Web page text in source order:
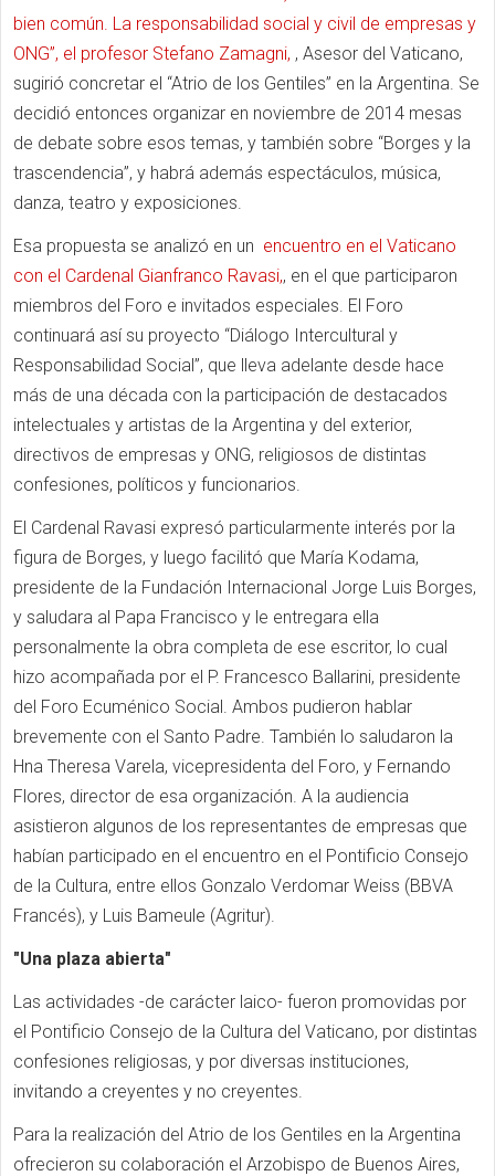
bien común. La responsabilidad social y civil de empresas y
ONG”, el profesor Stefano Zamagni, , Asesor del Vaticano,
sugirió concretar el “Atrio de los Gentiles” en la Argentina. Se
decidió entonces organizar en noviembre de 2014 mesas
de debate sobre esos temas, y también sobre “Borges y la
trascendencia”, y habrá además espectáculos, música,
danza, teatro y exposiciones.
Esa propuesta se analizó en un encuentro en el Vaticano
con el Cardenal Gianfranco Ravasi,, en el que participaron
miembros del Foro e invitados especiales. El Foro
continuará así su proyecto “Diálogo Intercultural y
Responsabilidad Social”, que lleva adelante desde hace
más de una década con la participación de destacados
intelectuales y artistas de la Argentina y del exterior,
directivos de empresas y ONG, religiosos de distintas
confesiones, políticos y funcionarios.
El Cardenal Ravasi expresó particularmente interés por la
figura de Borges, y luego facilitó que María Kodama,
presidente de la Fundación Internacional Jorge Luis Borges,
y saludara al Papa Francisco y le entregara ella
personalmente la obra completa de ese escritor, lo cual
hizo acompañada por el P. Francesco Ballarini, presidente
del Foro Ecuménico Social. Ambos pudieron hablar
brevemente con el Santo Padre. También lo saludaron la
Hna Theresa Varela, vicepresidenta del Foro, y Fernando
Flores, director de esa organización. A la audiencia
asistieron algunos de los representantes de empresas que
habían participado en el encuentro en el Pontificio Consejo
de la Cultura, entre ellos Gonzalo Verdomar Weiss (BBVA
Francés), y Luis Bameule (Agritur).
"Una plaza abierta"
Las actividades -de carácter laico- fueron promovidas por
el Pontificio Consejo de la Cultura del Vaticano, por distintas
confesiones religiosas, y por diversas instituciones,
invitando a creyentes y no creyentes.
Para la realización del Atrio de los Gentiles en la Argentina
ofrecieron su colaboración el Arzobispo de Buenos Aires,